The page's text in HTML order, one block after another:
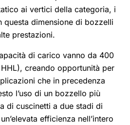
ai vertici della categoria, i
questa dimensione di bozzelli
prestazioni.
di carico vanno da 400
creando opportunità per
che in precedenza
l’uso di un bozzello più
di cuscinetti a due stadi di
efficienza nell’intero